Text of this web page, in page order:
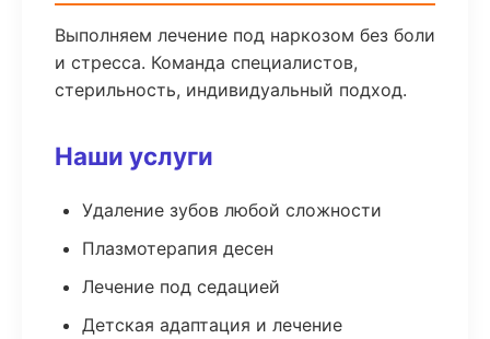
Выполняем лечение под наркозом без боли
и стресса. Команда специалистов,
стерильность, индивидуальный подход.
Наши услуги
Удаление зубов любой сложности
Плазмотерапия десен
Лечение под седацией
Детская адаптация и лечение